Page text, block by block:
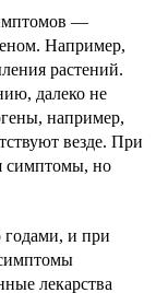
—
Например,
растений.
далеко не
например,
везде. При
симптомы, но
годами, и при
лекарства